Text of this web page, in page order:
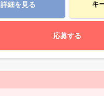
詳細を見る キ
応募する